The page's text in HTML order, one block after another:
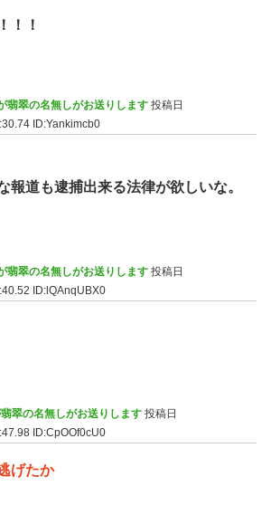
！！
翡翠の名無しがお送りします 投稿日
ID:Yankimcb0
報道も逮捕出来る法律が欲しいな。
翡翠の名無しがお送りします 投稿日
ID:lQAnqUBX0
翠の名無しがお送りします 投稿日
ID:CpOOf0cU0
げたか